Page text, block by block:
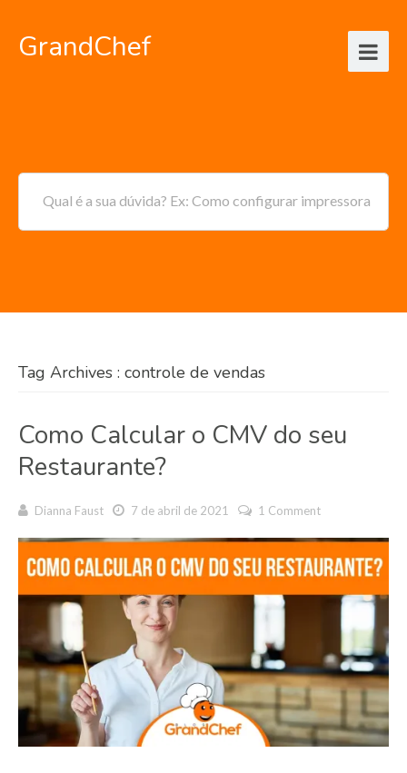
GrandChef
Qual é a sua dúvida? Ex: Como configurar impressora
Tag Archives : controle de vendas
Como Calcular o CMV do seu
Restaurante?
Dianna Faust 7 de abril de 2021 1 Comment